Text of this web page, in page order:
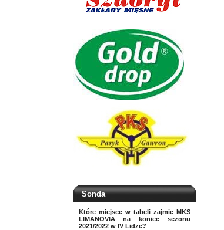
Sonda
Które miejsce w tabeli zajmie MKS
LIMANOVIA na koniec sezonu
2021/2022 w IV Lidze?